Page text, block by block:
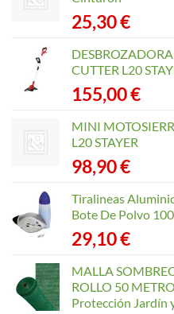
25,30€
CUTTER L20
155,00€
MINI
L20 STAYER
98,90€
Tiralineas
Bote De Polvo
29,10€
MALLA
ROLLO 50
Protección Jardín